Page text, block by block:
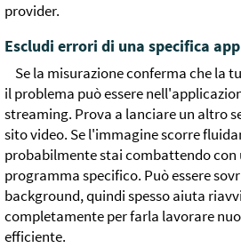
provider.
Escludi errori di una specifica
Se la misurazione conferma che la
il problema può essere
streaming. Prova a lanciare un altro
sito video. Se l'immagine scorre
probabilmente stai combattendo con
programma specifico. Può essere
background, quindi spesso aiuta
completamente per farla lavorare
efficiente.